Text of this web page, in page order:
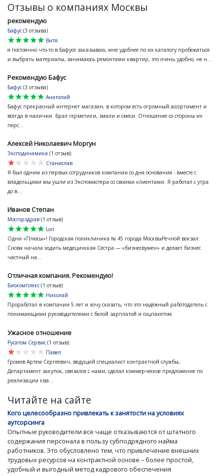
Отзывы о компаниях Москвы
рекомендую
Бафус (3 отзыва)
star
star
star
star
star
Витя
я постоянно что-то в Бафусе заказываю, мне удобнее по их каталогу пробежаться
и выбрать материалы, занимаюсь ремонтами квартир, это очень удобно, не н...
Рекомендую Бафус
Бафус (3 отзыва)
star
star
star
star
star
Анатолий
Бафус прекрасный интернет магазин, в котором есть огромный ассортимент и
всегда в наличии. Брал герметики, эмали и смеси. Отношение со стороны их
перс...
Алексей Николаевич Моргун
Эксподинамика (1 отзыв)
star
star
star
star
star
Станислав
Я был одним из первых сотрудников компании со дня основания - вместе с
владельцами мы ушли из Экспомастера со своими клиентами. Я работал с утра
до в...
Иванов Степан
Мосгорздрав (1 отзыв)
star
star
star
star
star
Lori
Одни «Плюсы»! Городская поликлиника № 45 города МосквыРечной вокзал:
Снова начала ходить медецинская Сестра — «бизнесвумен» и делает бизнес
частный на...
Отличная компания. Рекомендую!
Биокомплекс (1 отзыв)
star
star
star
star
star
Николай
Проработал в компании 5 лет и хочу сказать, что это надёжный работодатель с
понимающими руководителями с белой зарплатой и соцпакетом.
Ужасное отношение
Русатом Сервис (1 отзыв)
star
star
star
star
star
Павел
Громов Артем Сергеевич, ведущий специалист контрактной службы,
Департамент закупок, связался с нами, сделал коммерческое предложение по
реализации ква...
Читайте на сайте
Кого целесообразно привлекать к занятости на условиях
аутсорсинга
Опытные руководители все чаще отказываются от штатного
содержания персонала в пользу субподрядного найма
работников. Это обусловлено тем, что привлечение внешних
трудовых ресурсов на контрактной основе – более простой,
удобный и выгодный метод кадрового обеспечения